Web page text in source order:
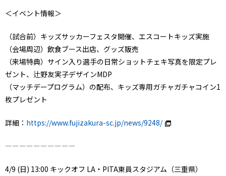
＜イベント情報＞
（試合前）キッズサッカーフェスタ開催、エスコートキッズ実施
（会場周辺）飲食ブース出店、グッズ販売
（来場特典）サイン入り選手の日常ショットチェキ写真を限定プレ
ゼント、辻野友実子デザインMDP
（マッチデープログラム）の配布、キッズ専用ガチャガチャコイン1
枚プレゼント
詳細： https://www.fujizakura-sc.jp/news/9248/
ーーーーーーーーーー
4/9 (日) 13:00 キックオフ LA・PITA東員スタジアム（三重県）